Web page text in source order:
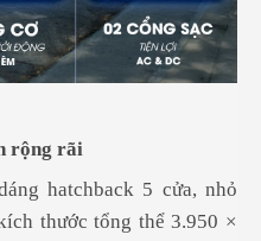
rộng rãi
hatchback 5 cửa, nhỏ
thước tổng thể 3.950 ×